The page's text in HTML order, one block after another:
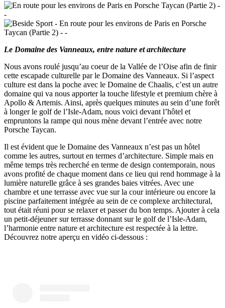
Le Domaine des Vanneaux, entre nature et architecture
Nous avons roulé jusqu’au coeur de la Vallée de l’Oise afin de finir
cette escapade culturelle par le Domaine des Vanneaux. Si l’aspect
culture est dans la poche avec le Domaine de Chaalis, c’est un autre
domaine qui va nous apporter la touche lifestyle et premium chère à
Apollo & Artemis. Ainsi, après quelques minutes au sein d’une forêt
à longer le golf de l’Isle-Adam, nous voici devant l’hôtel et
empruntons la rampe qui nous mène devant l’entrée avec notre
Porsche Taycan.
Il est évident que le Domaine des Vanneaux n’est pas un hôtel
comme les autres, surtout en termes d’architecture. Simple mais en
même temps très recherché en terme de design contemporain, nous
avons profité de chaque moment dans ce lieu qui rend hommage à la
lumière naturelle grâce à ses grandes baies vitrées. Avec une
chambre et une terrasse avec vue sur la cour intérieure ou encore la
piscine parfaitement intégrée au sein de ce complexe architectural,
tout était réuni pour se relaxer et passer du bon temps. Ajouter à cela
un petit-déjeuner sur terrasse donnant sur le golf de l’Isle-Adam,
l’harmonie entre nature et architecture est respectée à la lettre.
Découvrez notre aperçu en vidéo ci-dessous :